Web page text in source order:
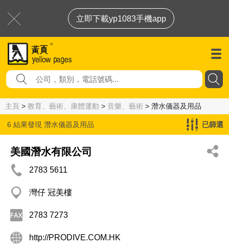
立即下載yp1083手機app
主頁 > 教育、藝術、康體運動 > 音樂、藝術 > 潛水儀器及用品
6 結果發現 潛水儀器及用品 已篩選
美國潛水有限公司
2783 5611
灣仔 冠美樓
2783 7273
http://PRODIVE.COM.HK